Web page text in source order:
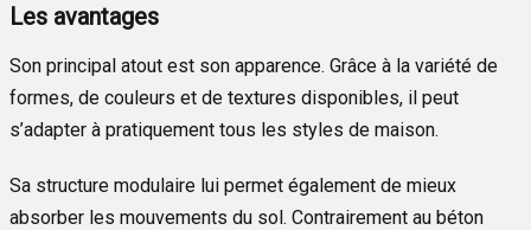
Les avantages
Son principal atout est son apparence. Grâce à la variété de
formes, de couleurs et de textures disponibles, il peut
s’adapter à pratiquement tous les styles de maison.
Sa structure modulaire lui permet également de mieux
absorber les mouvements du sol. Contrairement au béton